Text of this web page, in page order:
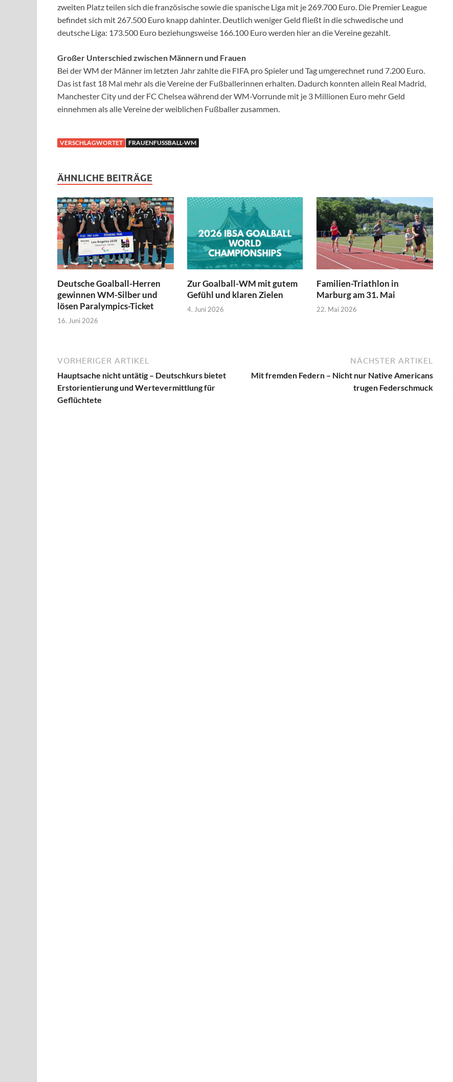
zweiten Platz teilen sich die französische sowie die spanische Liga mit je 269.700 Euro. Die Premier League
befindet sich mit 267.500 Euro knapp dahinter. Deutlich weniger Geld fließt in die schwedische und
deutsche Liga: 173.500 Euro beziehungsweise 166.100 Euro werden hier an die Vereine gezahlt.
Großer Unterschied zwischen Männern und Frauen
Bei der WM der Männer im letzten Jahr zahlte die FIFA pro Spieler und Tag umgerechnet rund 7.200 Euro.
Das ist fast 18 Mal mehr als die Vereine der Fußballerinnen erhalten. Dadurch konnten allein Real Madrid,
Manchester City und der FC Chelsea während der WM-Vorrunde mit je 3 Millionen Euro mehr Geld
einnehmen als alle Vereine der weiblichen Fußballer zusammen.
VERSCHLAGWORTET FRAUENFUSSBALL-WM
ÄHNLICHE BEITRÄGE
Deutsche Goalball-Herren
gewinnen WM-Silber und
lösen Paralympics-Ticket
16. Juni 2026
Zur Goalball-WM mit gutem
Gefühl und klaren Zielen
4. Juni 2026
Familien-Triathlon in
Marburg am 31. Mai
22. Mai 2026
VORHERIGER ARTIKEL
Hauptsache nicht untätig – Deutschkurs bietet
Erstorientierung und Wertevermittlung für
Geflüchtete
NÄCHSTER ARTIKEL
Mit fremden Federn – Nicht nur Native Americans
trugen Federschmuck